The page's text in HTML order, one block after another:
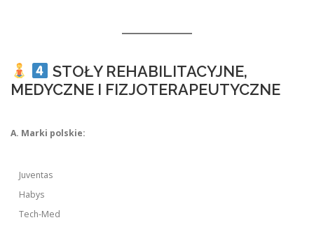
STOŁY REHABILITACYJNE,
MEDYCZNE I FIZJOTERAPEUTYCZNE
A. Marki polskie:
Juventas
Habys
Tech-Med